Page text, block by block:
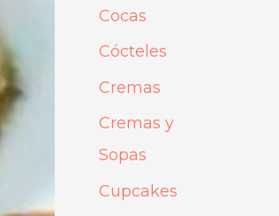
Cocas
Cócteles
Cremas
Cremas y
Sopas
Cupcakes